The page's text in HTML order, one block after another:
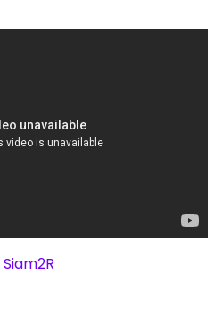
Siam2R